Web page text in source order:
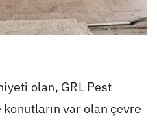
olan, GRL Pest
var olan çevre